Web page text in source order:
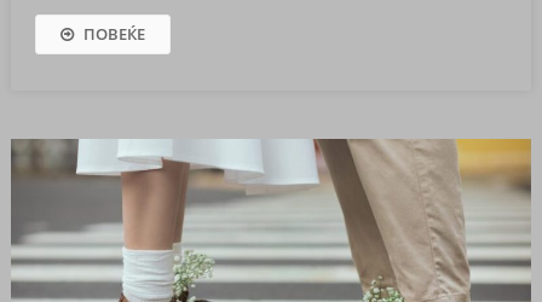
ПОВЕЌЕ